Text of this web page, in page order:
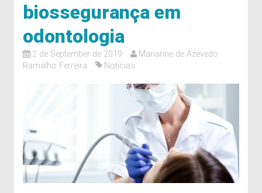
biossegurança em
odontologia
2 de September de 2019
Marianne de Azevedo
Ramalho Ferreira
Notícias